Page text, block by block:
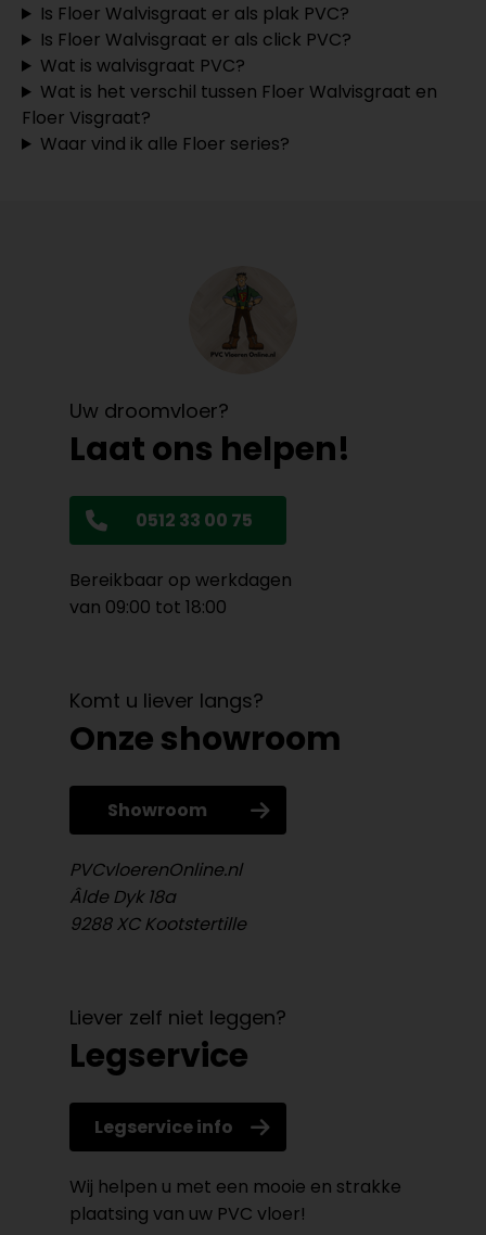
Is Floer Walvisgraat er als plak PVC?
Is Floer Walvisgraat er als click PVC?
Wat is walvisgraat PVC?
Wat is het verschil tussen Floer Walvisgraat en
Floer Visgraat?
Waar vind ik alle Floer series?
Uw droomvloer?
Laat ons helpen!
0512 33 00 75
Bereikbaar op werkdagen
van 09:00 tot 18:00
Komt u liever langs?
Onze showroom
Showroom
PVCvloerenOnline.nl
Âlde Dyk 18a
9288 XC Kootstertille
Liever zelf niet leggen?
Legservice
Legservice info
Wij helpen u met een mooie en strakke
plaatsing van uw PVC vloer!